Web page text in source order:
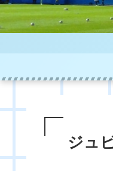
ジュ